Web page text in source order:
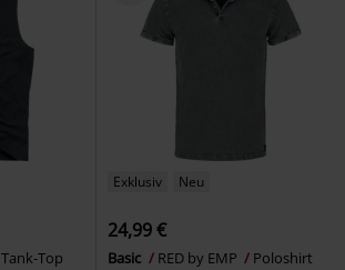
Tank-Top
Exklusiv Neu
24,99 €
Basic RED by EMP Poloshirt